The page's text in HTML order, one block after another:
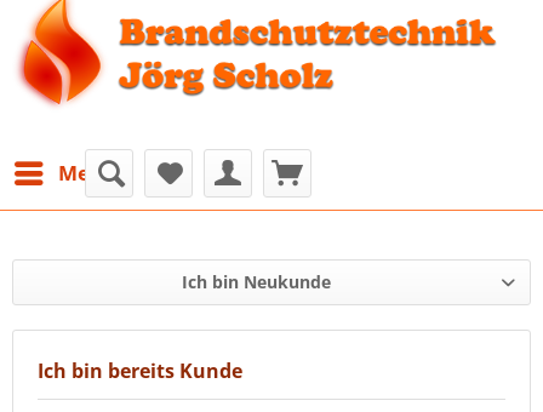
Menü
Ich bin Neukunde
Ich bin bereits Kunde